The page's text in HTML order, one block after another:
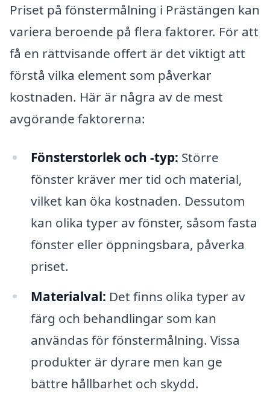
Priset på fönstermålning i Prästängen kan
variera beroende på flera faktorer. För att
få en rättvisande offert är det viktigt att
förstå vilka element som påverkar
kostnaden. Här är några av de mest
avgörande faktorerna:
Fönsterstorlek och -typ: Större
fönster kräver mer tid och material,
vilket kan öka kostnaden. Dessutom
kan olika typer av fönster, såsom fasta
fönster eller öppningsbara, påverka
priset.
Materialval: Det finns olika typer av
färg och behandlingar som kan
användas för fönstermålning. Vissa
produkter är dyrare men kan ge
bättre hållbarhet och skydd.